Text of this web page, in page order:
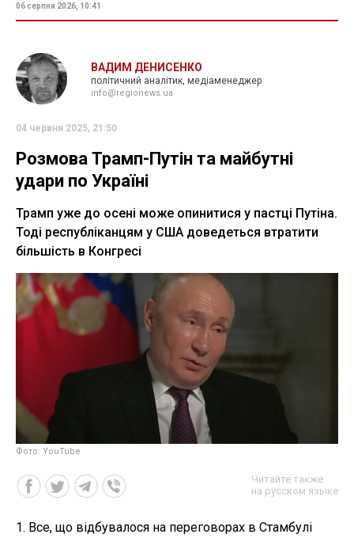
06 серпня 2026, 10:41
ВАДИМ ДЕНИСЕНКО
політичний аналітик, медіаменеджер
info@regionews.ua
04 червня 2025, 21:50
Розмова Трамп-Путін та майбутні
удари по Україні
Трамп уже до осені може опинитися у пастці Путіна.
Тоді республіканцям у США доведеться втратити
більшість в Конгресі
Фото: YouTube
Читайте также
на русском языке
1. Все, що відбувалося на переговорах в Стамбулі